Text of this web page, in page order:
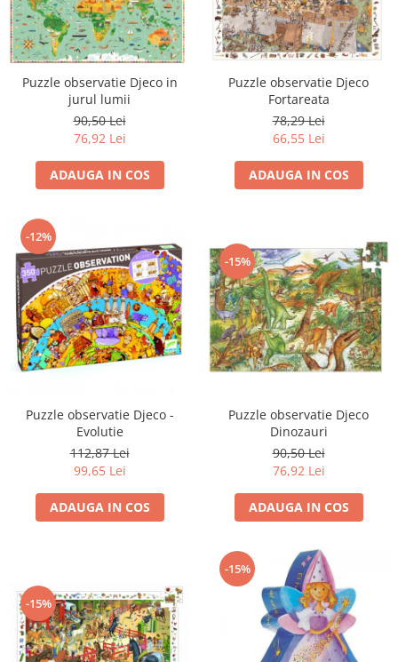
Puzzle observatie Djeco in
jurul lumii
90,50 Lei
76,92 Lei
ADAUGA IN COS
Puzzle observatie Djeco
Fortareata
78,29 Lei
66,55 Lei
ADAUGA IN COS
-12%
Puzzle observatie Djeco -
Evolutie
112,87 Lei
99,65 Lei
ADAUGA IN COS
-15%
Puzzle observatie Djeco
Dinozauri
90,50 Lei
76,92 Lei
ADAUGA IN COS
-15%
-15%